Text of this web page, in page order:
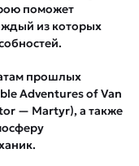
поможет
из которых
прошлых
Adventures of Van
— Martyr), а также